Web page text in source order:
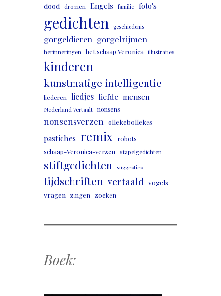
dood dromen Engels familie foto's
gedichten geschiedenis
gorgeldieren gorgelrijmen
herinneringen het schaap Veronica illustraties
kinderen
kunstmatige intelligentie
liederen liedjes liefde mensen
Nederland Vertaalt nonsens
nonsensverzen ollekebollekes
pastiches remix
robots
schaap-Veronica-verzen stapelgedichten
stiftgedichten suggesties
tijdschriften vertaald vogels
vragen zingen zoeken
Boek: